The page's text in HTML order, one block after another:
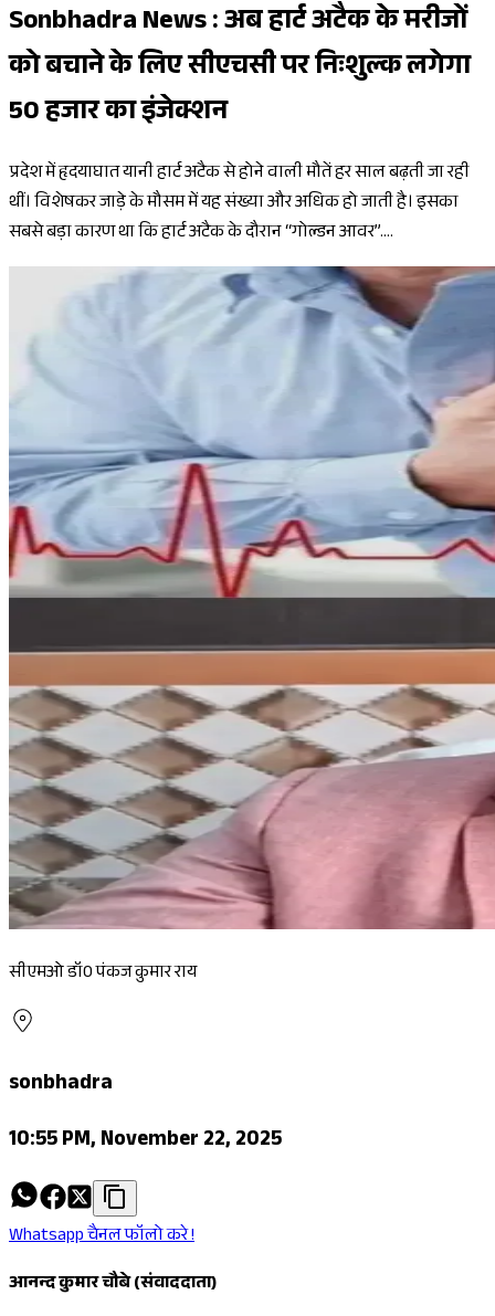
Sonbhadra News : अब हार्ट अटैक के मरीजों
को बचाने के लिए सीएचसी पर निःशुल्क लगेगा
50 हजार का इंजेक्शन
प्रदेश में हृदयाघात यानी हार्ट अटैक से होने वाली मौतें हर साल बढ़ती जा रही
थीं। विशेषकर जाड़े के मौसम में यह संख्या और अधिक हो जाती है। इसका
सबसे बड़ा कारण था कि हार्ट अटैक के दौरान “गोल्डन आवर”....
सीएमओ डॉ0 पंकज कुमार राय
sonbhadra
10:55 PM, November 22, 2025
Whatsapp चैनल फॉलो करे !
आनन्द कुमार चौबे (संवाददाता)